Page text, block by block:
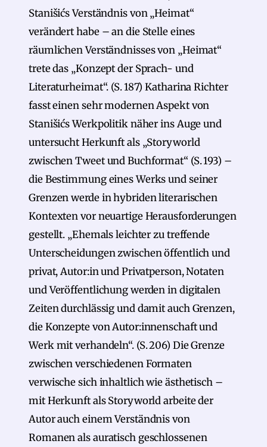
Stanišićs Verständnis von „Heimat“
verändert habe – an die Stelle eines
räumlichen Verständnisses von „Heimat“
trete das „Konzept der Sprach- und
Literaturheimat“. (S. 187) Katharina Richter
fasst einen sehr modernen Aspekt von
Stanišićs Werkpolitik näher ins Auge und
untersucht Herkunft als „Storyworld
zwischen Tweet und Buchformat“ (S. 193) –
die Bestimmung eines Werks und seiner
Grenzen werde in hybriden literarischen
Kontexten vor neuartige Herausforderungen
gestellt. „Ehemals leichter zu treffende
Unterscheidungen zwischen öffentlich und
privat, Autor:in und Privatperson, Notaten
und Veröffentlichung werden in digitalen
Zeiten durchlässig und damit auch Grenzen,
die Konzepte von Autor:innenschaft und
Werk mit verhandeln“. (S. 206) Die Grenze
zwischen verschiedenen Formaten
verwische sich inhaltlich wie ästhetisch –
mit Herkunft als Storyworld arbeite der
Autor auch einem Verständnis von
Romanen als auratisch geschlossenen